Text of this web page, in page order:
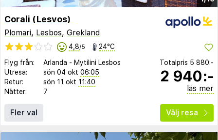
Corali (Lesvos)
Plomari, Lesbos, Grekland
4,8/5 24°C
Flyg från: Arlanda - Mytilini Lesbos
Utresa:
sön 04 okt 06:05
Retur:
sön 11 okt 11:40
Nätter:
7
Totalpris 5 880:-
2 940:-
läs mer
Fler val Välj resa